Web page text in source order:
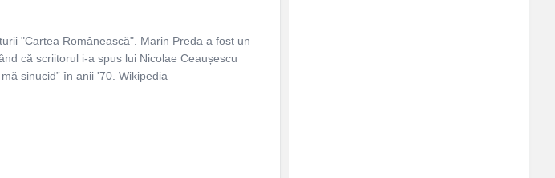
"Cartea Românească". Marin Preda a fost un
că scriitorul i-a spus lui Nicolae Ceaușescu
sinucid” în anii '70. Wikipedia